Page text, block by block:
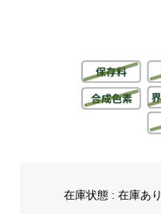
在庫状態 : 在庫あり